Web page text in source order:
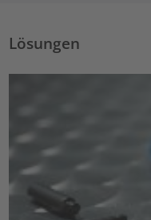
Lösungen